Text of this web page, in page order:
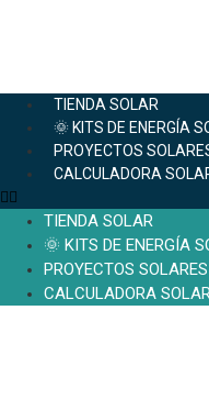
TIENDA SOLAR
🌞 KITS DE ENERGÍA
PROYECTOS
CALCULADORA
TIENDA SOLAR
🌞 KITS DE ENERGÍA
PROYECTOS
CALCULADORA